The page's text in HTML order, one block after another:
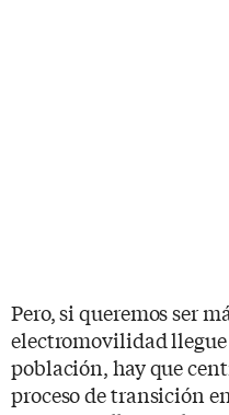
Pero, si queremos ser
electromovilidad llegue
población, hay que
proceso de transición